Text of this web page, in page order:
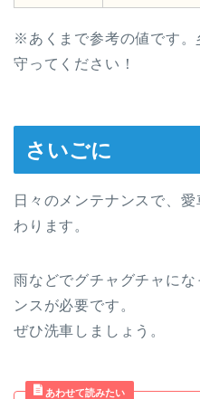
※あくまで参考の値です。
守ってください！
さいごに
日々のメンテナンスで、
わります。
雨などでグチャグチャに
ンスが必要です。
ぜひ洗車しましょう。